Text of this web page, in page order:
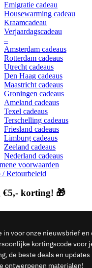
Emigratie cadeau
Housewarming cadeau
Kraamcadeau
Verjaardagscadeau
–
Amsterdam cadeaus
Rotterdam cadeaus
Utrecht cadeaus
Den Haag cadeaus
Maastricht cadeaus
Groningen cadeaus
Ameland cadeaus
Texel cadeaus
Terschelling cadeaus
Friesland cadeaus
Limburg cadeaus
Zeeland cadeaus
Nederland cadeaus
voorwaarden
/ Retourbeleid
€5,- korting! 🎁
in voor onze nieuwsbrief en
kortingscode voor
de beste deals en updates
ontwerpenen materialen!